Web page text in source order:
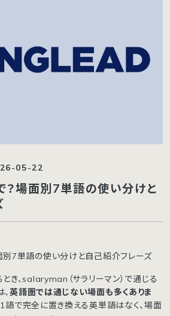
05-22
？場面別7単語の使い分けと
別7単語の使い分けと自己紹介フレーズ
き、salaryman（サラリーマン）で通じる
、英語圏では通じない場面も多くありま
1語で完全に置き換える英単語はなく、場面